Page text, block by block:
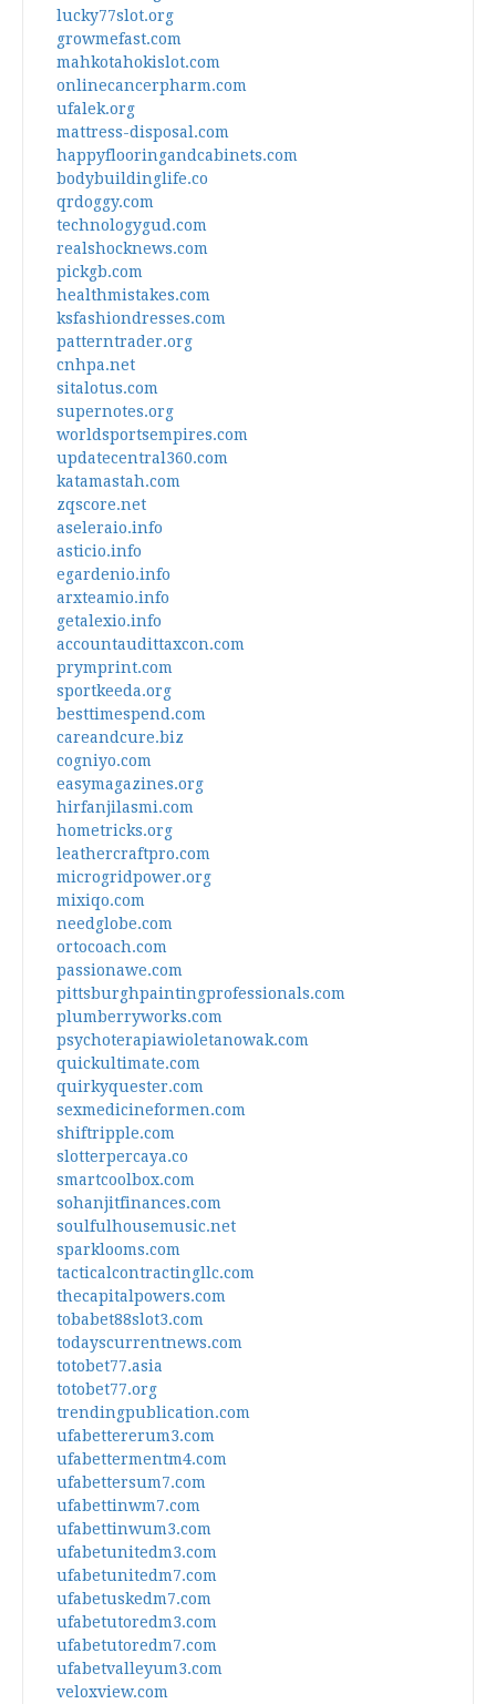
lucky77slot.org
growmefast.com
mahkotahokislot.com
onlinecancerpharm.com
ufalek.org
mattress-disposal.com
happyflooringandcabinets.com
bodybuildinglife.co
qrdoggy.com
technologygud.com
realshocknews.com
pickgb.com
healthmistakes.com
ksfashiondresses.com
patterntrader.org
cnhpa.net
sitalotus.com
supernotes.org
worldsportsempires.com
updatecentral360.com
katamastah.com
zqscore.net
aseleraio.info
asticio.info
egardenio.info
arxteamio.info
getalexio.info
accountaudittaxcon.com
prymprint.com
sportkeeda.org
besttimespend.com
careandcure.biz
cogniyo.com
easymagazines.org
hirfanjilasmi.com
hometricks.org
leathercraftpro.com
microgridpower.org
mixiqo.com
needglobe.com
ortocoach.com
passionawe.com
pittsburghpaintingprofessionals.com
plumberryworks.com
psychoterapiawioletanowak.com
quickultimate.com
quirkyquester.com
sexmedicineformen.com
shiftripple.com
slotterpercaya.co
smartcoolbox.com
sohanjitfinances.com
soulfulhousemusic.net
sparklooms.com
tacticalcontractingllc.com
thecapitalpowers.com
tobabet88slot3.com
todayscurrentnews.com
totobet77.asia
totobet77.org
trendingpublication.com
ufabettererum3.com
ufabettermentm4.com
ufabettersum7.com
ufabettinwm7.com
ufabettinwum3.com
ufabetunitedm3.com
ufabetunitedm7.com
ufabetuskedm7.com
ufabetutoredm3.com
ufabetutoredm7.com
ufabetvalleyum3.com
veloxview.com